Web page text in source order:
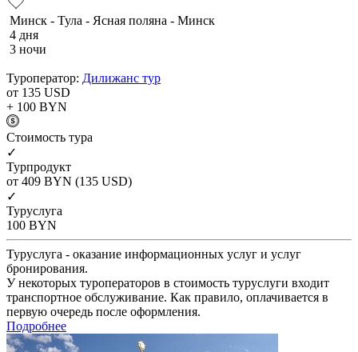
Минск - Тула - Ясная поляна - Минск
4 дня
3 ночи
Туроператор: Дилижанс тур
от 135 USD
+ 100 BYN
Cтоимость тура
✓
Турпродукт
от 409 BYN (135 USD)
✓
Туруслуга
100 BYN
Туруслуга - оказание информационных услуг и услуг
бронирования.
У некоторых туроператоров в стоимость туруслуги входит
транспортное обслуживание. Как правило, оплачивается в
первую очередь после оформления.
Подробнее